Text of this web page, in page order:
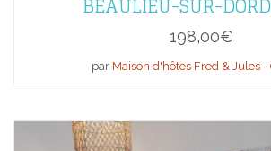
BEAULIEU-SUR-
198,00€
par Maison d'hôtes Fred & Jules -